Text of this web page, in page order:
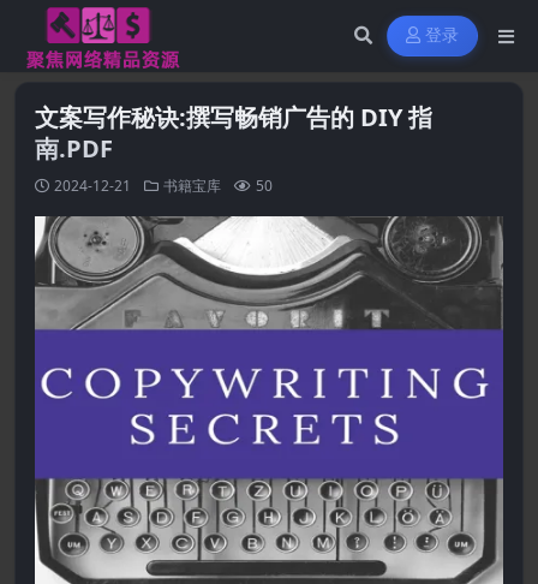
登录
文案写作秘诀:撰写畅销广告的 DIY 指
南.PDF
2024-12-21 书籍宝库 50